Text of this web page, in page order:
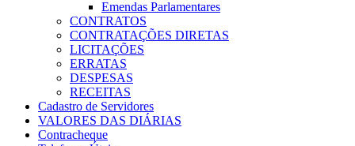
Emendas Parlamentares
CONTRATOS
CONTRATAÇÕES DIRETAS
LICITAÇÕES
ERRATAS
DESPESAS
RECEITAS
Cadastro de Servidores
VALORES DAS DIÁRIAS
Contracheque